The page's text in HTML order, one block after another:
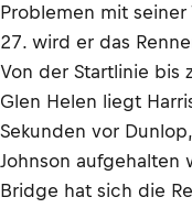
Problemen mit
27. wird er das
Von der Startlinie bis
Glen Helen liegt
Sekunden vor
Johnson aufgehalten
Bridge hat sich die